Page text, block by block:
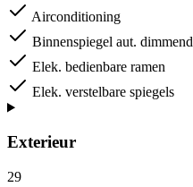
Airconditioning
Binnenspiegel aut. dimmend
Elek. bedienbare ramen
Elek. verstelbare spiegels
Exterieur
29